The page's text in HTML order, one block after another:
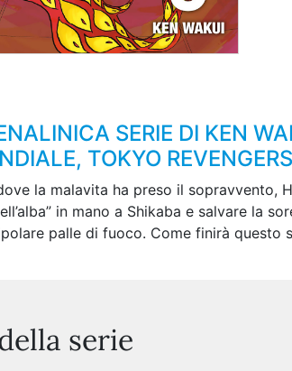
SERIE DI KEN
TOKYO
la malavita ha preso il sopravvento,
in mano a Shikaba e salvare la
palle di fuoco. Come finirà
serie